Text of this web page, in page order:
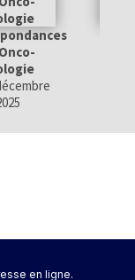
en ligne.